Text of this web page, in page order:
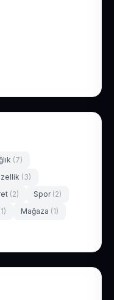
(7)
(3)
(2) Spor (2)
Mağaza (1)